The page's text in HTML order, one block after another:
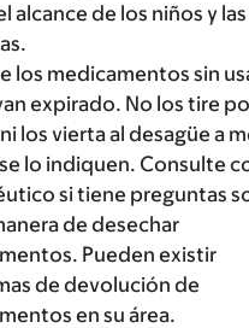
alcance de los niños y las
los medicamentos sin
expirado. No los tire
los vierta al desagüe a
lo indiquen. Consulte
si tiene preguntas
de desechar
Pueden existir
de devolución de
en su área.